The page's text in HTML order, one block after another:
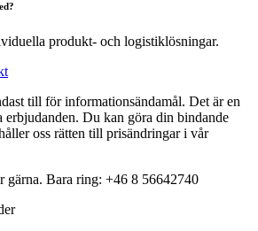
produkt- och logistiklösningar.
till för informationsändamål. Det är en
erbjudanden. Du kan göra din bindande
oss rätten till prisändringar i vår
gärna. Bara ring: +46 8 56642740